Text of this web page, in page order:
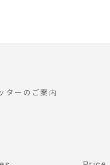
ターのご案内